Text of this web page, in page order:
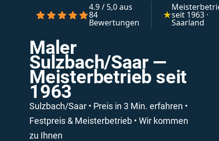
4.9 / 5,0 aus
84
Bewertungen
★seit 1963 ·
Saarland
Maler
Sulzbach/Saar —
Meisterbetrieb seit
1963
Sulzbach/Saar • Preis in 3 Min. erfahren •
Festpreis & Meisterbetrieb • Wir kommen
zu Ihnen